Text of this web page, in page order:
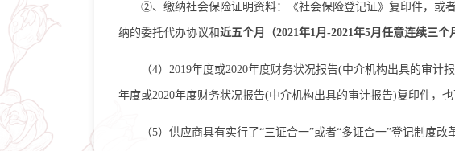
②、缴纳社会保险证明资料：《社会保险登记证》复印件，或
纳的委托代办协议和近五个月（2021年1月-2021年5月任意连续三个
（4）2019年度或2020年度财务状况报告(中介机构出具的审
年度或2020年度财务状况报告(中介机构出具的审计报告)复印件，也
（5）供应商具有实行了“三证合一”或者“多证合一”登记制度